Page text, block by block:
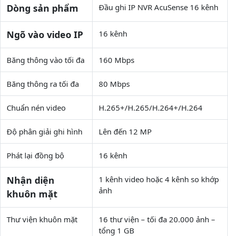
Dòng sản phẩm Đầu ghi IP NVR AcuSense 16 kênh
Ngõ vào video IP 16 kênh
Băng thông vào tối đa 160 Mbps
Băng thông ra tối đa 80 Mbps
Chuẩn nén video H.265+/H.265/H.264+/H.264
Độ phân giải ghi hình Lên đến 12 MP
Phát lại đồng bộ 16 kênh
Nhận diện
khuôn mặt
1 kênh video hoặc 4 kênh so khớp
ảnh
Thư viện khuôn mặt
16 thư viện – tối đa 20.000 ảnh –
tổng 1 GB